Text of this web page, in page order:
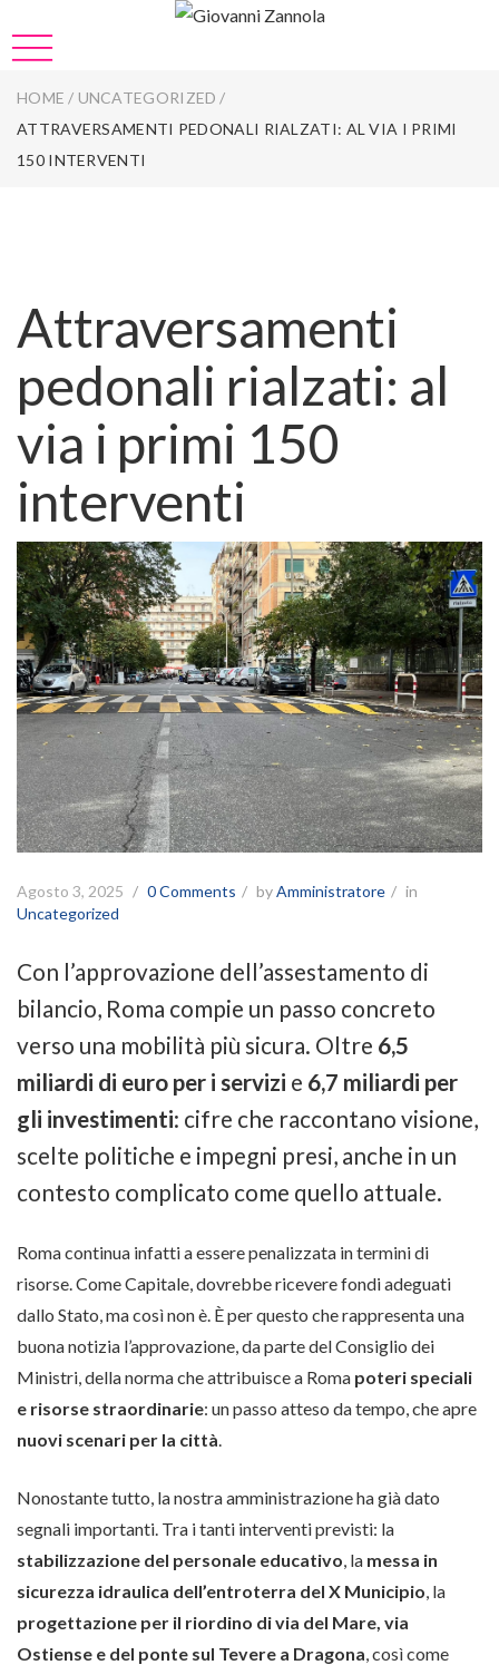
HOME / UNCATEGORIZED /
ATTRAVERSAMENTI PEDONALI RIALZATI: AL VIA I PRIMI
150 INTERVENTI
Attraversamenti
pedonali rialzati: al
via i primi 150
interventi
Agosto 3, 2025 0 Comments byAmministratore
in
Uncategorized
Con l’approvazione dell’assestamento di
bilancio, Roma compie un passo concreto
verso una mobilità più sicura. Oltre 6,5
miliardi di euro per i servizi e 6,7 miliardi per
gli investimenti: cifre che raccontano visione,
scelte politiche e impegni presi, anche in un
contesto complicato come quello attuale.
Roma continua infatti a essere penalizzata in termini di
risorse. Come Capitale, dovrebbe ricevere fondi adeguati
dallo Stato, ma così non è. È per questo che rappresenta una
buona notizia l’approvazione, da parte del Consiglio dei
Ministri, della norma che attribuisce a Roma poteri speciali
e risorse straordinarie: un passo atteso da tempo, che apre
nuovi scenari per la città
Nonostante tutto, la nostra amministrazione ha già dato
segnali importanti. Tra i tanti interventi previsti: la
stabilizzazione del personale educativo , la messa in
sicurezza idraulica dell’entroterra del X Municipio , la
progettazione per il riordino di via del Mare, via
Ostiense e del ponte sul Tevere a Dragona , così come